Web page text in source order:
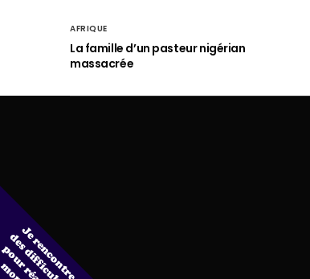
AFRIQUE
La famille d’un pasteur nigérian
massacrée